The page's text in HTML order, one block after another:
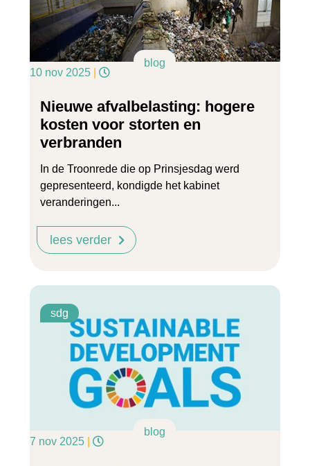
blog
10 nov 2025
Nieuwe afvalbelasting: hogere
kosten voor storten en
verbranden
In de Troonrede die op Prinsjesdag werd
gepresenteerd, kondigde het kabinet
veranderingen...
lees verder
sdg
blog
7 nov 2025